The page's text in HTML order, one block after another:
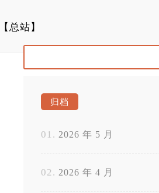
【总站】
归档
2026 年 5 月
2026 年 4 月